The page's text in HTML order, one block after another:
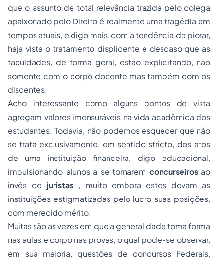
que o assunto de total relevância trazida pelo colega
apaixonado pelo Direito é realmente uma tragédia em
tempos atuais, e digo mais, com a tendência de piorar,
haja vista o tratamento displicente e descaso que as
faculdades, de forma geral, estão explicitando, não
somente com o corpo docente mas também com os
discentes.
Acho interessante como alguns pontos de vista
agregam valores imensuráveis na vida acadêmica dos
estudantes. Todavia, não podemos esquecer que não
se trata exclusivamente, em sentido stricto, dos atos
de uma instituição financeira, digo educacional,
impulsionando alunos a se tornarem concurseiros ao
invés de juristas , muito embora estes devam as
instituições estigmatizadas pelo lucro suas posições,
com merecido mérito.
Muitas são as vezes em que a generalidade toma forma
nas aulas e corpo nas provas, o qual pode-se observar,
em sua maioria, questões de concursos Federais,